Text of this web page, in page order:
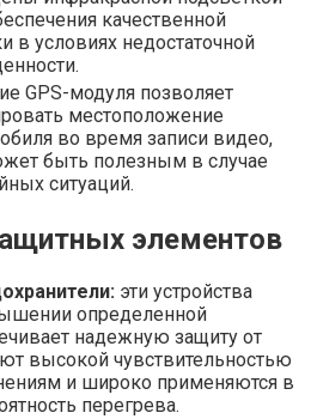
качественной
в условиях недостаточной
GPS-модуля позволяет
местоположение
во время записи видео,
быть полезным в случае
ситуаций.
элементов
эти устройства
определенной
надежную защиту от
высокой чувствительностью
и широко применяются в
перегрева.